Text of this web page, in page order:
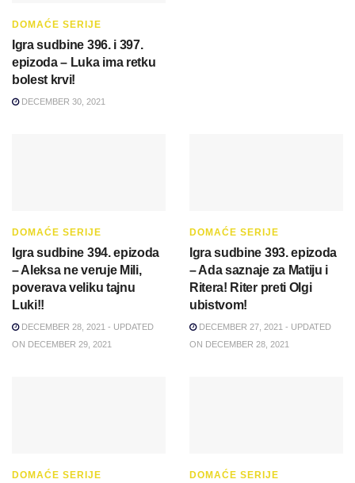
DOMAĆE SERIJE
Igra sudbine 396. i 397.
epizoda – Luka ima retku
bolest krvi!
DECEMBER 30, 2021
DOMAĆE SERIJE
Igra sudbine 394. epizoda
– Aleksa ne veruje Mili,
poverava veliku tajnu
Luki!!
DECEMBER 28, 2021 - UPDATED
ON DECEMBER 29, 2021
DOMAĆE SERIJE
Igra sudbine 393. epizoda
– Ada saznaje za Matiju i
Ritera! Riter preti Olgi
ubistvom!
DECEMBER 27, 2021 - UPDATED
ON DECEMBER 28, 2021
DOMAĆE SERIJE DOMAĆE SERIJE